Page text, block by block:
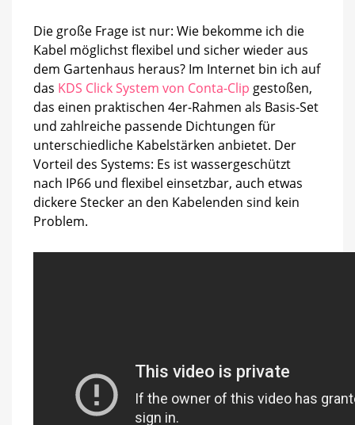
Die große Frage ist nur: Wie bekomme ich die
Kabel möglichst flexibel und sicher wieder aus
dem Gartenhaus heraus? Im Internet bin ich auf
das KDS Click System von Conta-Clip gestoßen,
das einen praktischen 4er-Rahmen als Basis-Set
und zahlreiche passende Dichtungen für
unterschiedliche Kabelstärken anbietet. Der
Vorteil des Systems: Es ist wassergeschützt
nach IP66 und flexibel einsetzbar, auch etwas
dickere Stecker an den Kabelenden sind kein
Problem.